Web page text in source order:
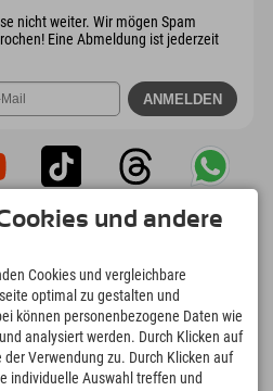
nicht weiter. Wir mögen Spam
Eine Abmeldung ist jederzeit
Mein
uvm. Jetzt
und andere
Cookies und vergleichbare
optimal zu gestalten und
können personenbezogene Daten wie
analysiert werden. Durch Klicken auf
der Verwendung zu. Durch Klicken auf
individuelle Auswahl treffen und